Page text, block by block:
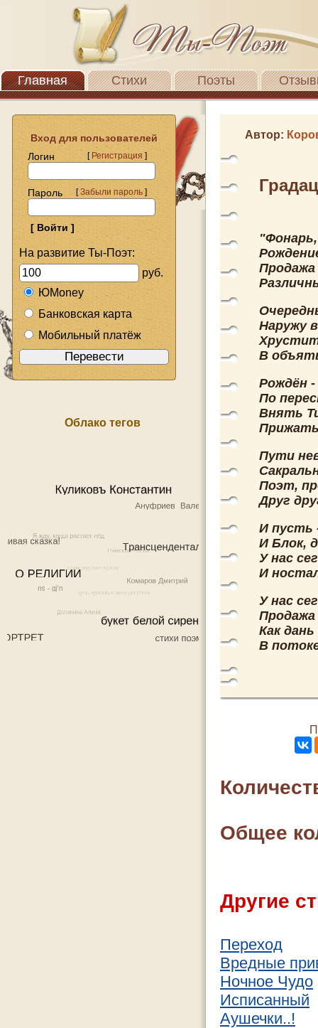
Главная Стихи Поэты
Вход для пользователей
Логин
[Регистрация]
Пароль [Забыли пароль]
На развитие Ты-Поэт:
руб.
ЮMoney
Банковская карта
Мобильный платёж
Облако тегов
Автор:
Продажа
Наружу
В
Рождён
По
Внять
Пути
Поэт,
Друг
И пусть
И Блок,
У нас
И
У нас
Продажа
Как
В
Общее
Другие
Переход
Вредные
Ночное Чудо
Исписанный
Аушечки..!